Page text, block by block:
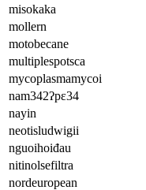
misokaka
mollern
motobecane
multiplespotsca
mycoplasmamycoi
nam342ʔpɛ34
nayin
neotisludwigii
nguoihoiđau
nitinolsefiltra
nordeuropean